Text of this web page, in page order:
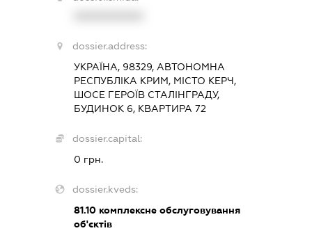
dossier.address:
УКРАЇНА, 98329, АВТОНОМНА
РЕСПУБЛІКА КРИМ, МІСТО КЕРЧ,
ШОСЕ ГЕРОЇВ СТАЛІНГРАДУ,
БУДИНОК 6, КВАРТИРА 72
dossier.capital:
0 грн.
dossier.kveds:
81.10комплексне обслуговування
об'єктів